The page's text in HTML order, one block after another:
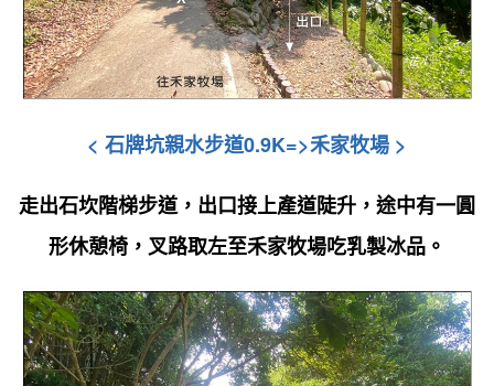
< 石牌坑親水步道0.9K=>禾家牧場 >
走出石坎階梯步道， 出口接上產道陡升，途中有一圓
形休憩椅，叉路取左至禾家牧場吃乳製冰品。